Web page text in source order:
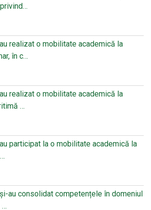
realizat o mobilitate academică la
în c…
realizat o mobilitate academică la
…
participat la o mobilitate academică la
au consolidat competențele în domeniul
…